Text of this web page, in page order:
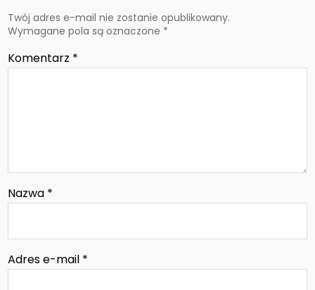
Twój adres e-mail nie zostanie opublikowany.
Wymagane pola są oznaczone *
Komentarz *
Nazwa *
Adres e-mail *